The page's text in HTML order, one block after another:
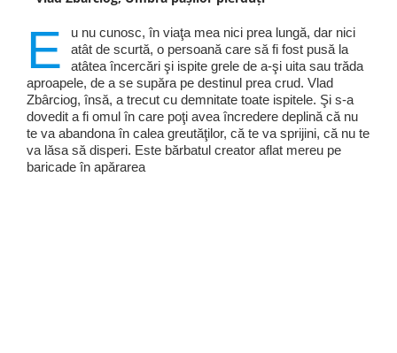
E
u nu cunosc, în viaţa mea nici prea lungă, dar nici
atât de scurtă, o persoană care să fi fost pusă la
atâtea încercări şi ispite grele de a-şi uita sau trăda
aproapele, de a se supăra pe destinul prea crud. Vlad
Zbârciog, însă, a trecut cu demnitate toate ispitele. Şi s-a
dovedit a fi omul în care poţi avea încredere deplină că nu
te va abandona în calea greutăţilor, că te va sprijini, că nu te
va lăsa să disperi. Este bărbatul creator aflat mereu pe
baricade în apărarea